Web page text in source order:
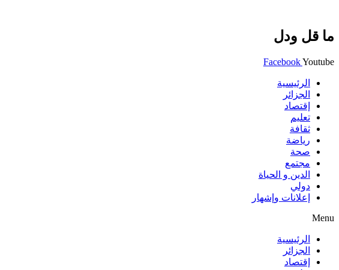
ما قل ودل
FacebookYoutube
الرئيسية
الجزائر
إقتصاد
تعليم
ثقافة
رياضة
صحة
مجتمع
الدين و الحياة
دولي
إعلانات وإشهار
Menu
الرئيسية
الجزائر
إقتصاد